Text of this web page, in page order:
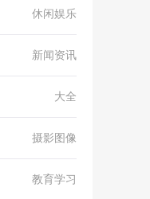
休闲娱乐
新闻资讯
大全
摄影图像
教育学习